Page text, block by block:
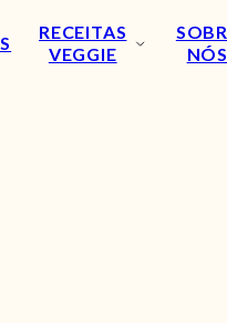
RECEITAS
VEGGIE
NÓS